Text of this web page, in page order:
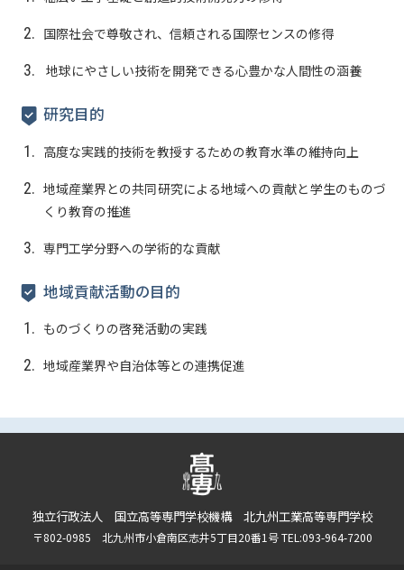
国際社会で尊敬され、信頼される国際センスの修得
地球にやさしい技術を開発できる心豊かな人間性の涵養
研究目的
高度な実践的技術を教授するための教育水準の維持向上
地域産業界との共同研究による地域への貢献と学生のものづ
くり教育の推進
専門工学分野への学術的な貢献
地域貢献活動の目的
ものづくりの啓発活動の実践
地域産業界や自治体等との連携促進
独立行政法人 国立高等専門学校機構 北九州工業高等専門学校
〒802-0985 北九州市小倉南区志井5丁目20番1号 TEL:093-964-7200